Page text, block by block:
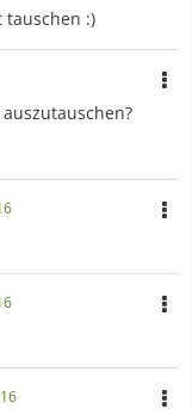
tauschen :)